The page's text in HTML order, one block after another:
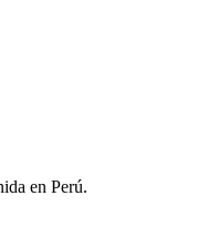
en Perú.